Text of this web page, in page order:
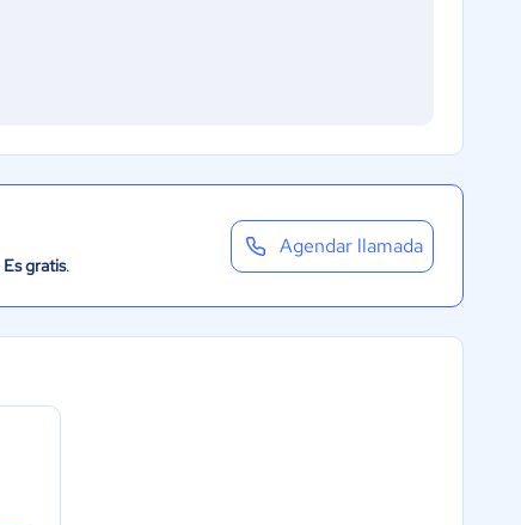
Es gratis.
Agendar llamada